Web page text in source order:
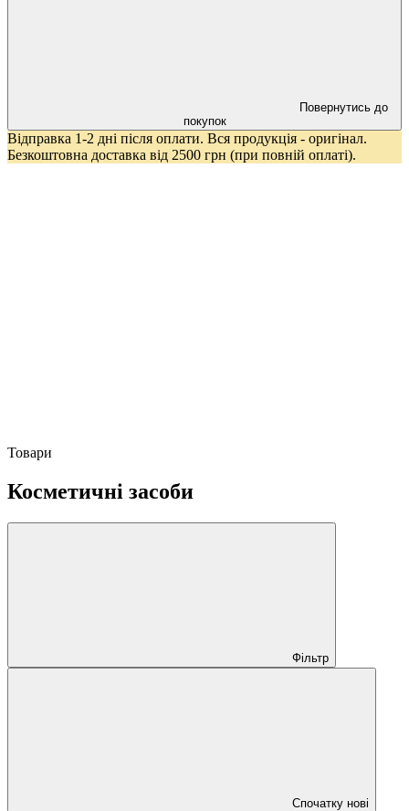
Повернутись до
покупок
Відправка 1-2 дні після оплати. Вся продукція - оригінал.
Безкоштовна доставка від 2500 грн (при повній оплаті).
Товари
Косметичні засоби
Фільтр
Спочатку нові